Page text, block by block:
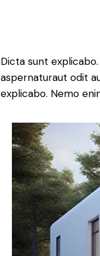
Dicta sunt
aspernaturaut odit
explicabo. Nemo